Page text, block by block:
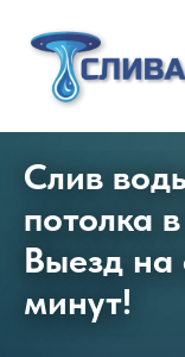
Слив
потолка
Выезд на
минут!